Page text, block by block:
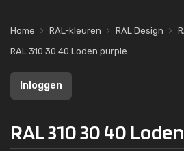
Home RAL-kleuren RAL Design
RAL 310 30 40 Loden purple
Inloggen
RAL 310 30 40